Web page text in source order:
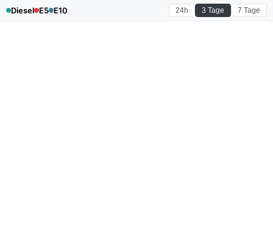
Diesel E5 E10 24h 3 Tage 7 Tage